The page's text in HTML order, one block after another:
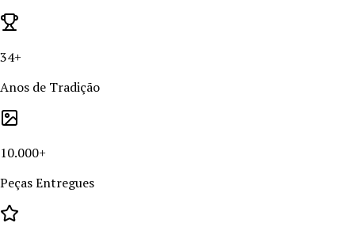
34+
Anos de Tradição
10.000+
Peças Entregues